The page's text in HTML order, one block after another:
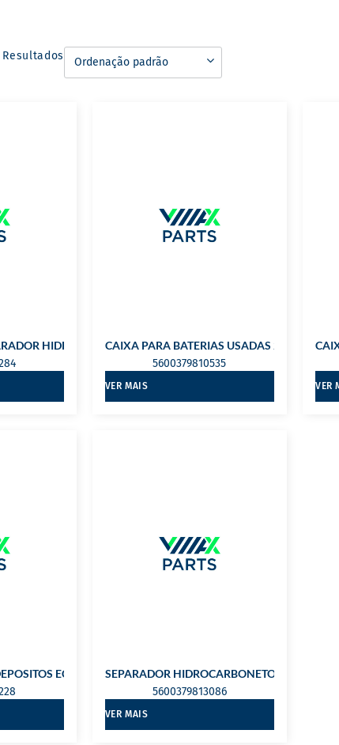
HIDROCARBONETOSCAIXA PARA BATERIAS USADAS 220 LTS
5600379810535
VER MAIS VER
ECOIL
SEPARADOR HIDROCARBONETOS 1400 LTS
5600379813086
VER MAIS